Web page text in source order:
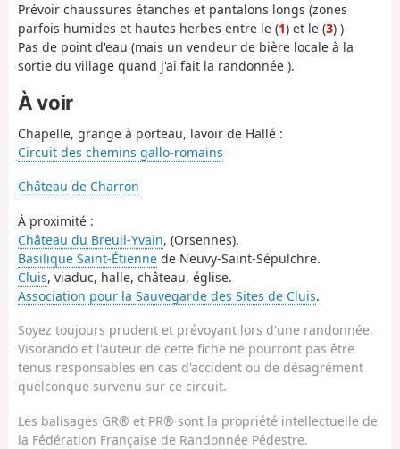
Prévoir chaussures étanches et pantalons longs (zones
parfois humides et hautes herbes entre le (1) et le (3) )
Pas de point d'eau (mais un vendeur de bière locale à la
sortie du village quand j'ai fait la randonnée ).
À voir
Chapelle, grange à porteau, lavoir de Hallé :
Circuit des chemins gallo-romains
Château de Charron
À proximité :
Château du Breuil-Yvain, (Orsennes).
Basilique Saint-Étienne de Neuvy-Saint-Sépulchre.
Cluis, viaduc, halle, château, église.
Association pour la Sauvegarde des Sites de Cluis.
Soyez toujours prudent et prévoyant lors d'une randonnée.
Visorando et l'auteur de cette fiche ne pourront pas être
tenus responsables en cas d'accident ou de désagrément
quelconque survenu sur ce circuit.
Les balisages GR® et PR® sont la propriété intellectuelle de
la Fédération Française de Randonnée Pédestre.